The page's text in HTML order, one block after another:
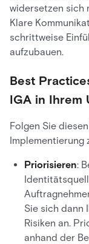
widersetzen sich
Klare
schrittweise
aufzubauen.
Best
IGA in Ihrem
Folgen Sie
Implementierung
Priorisieren:
Sie sich dann
Risiken an.
anhand der